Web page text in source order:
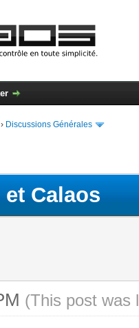
› Discussions Générales
et Calaos
(This post was